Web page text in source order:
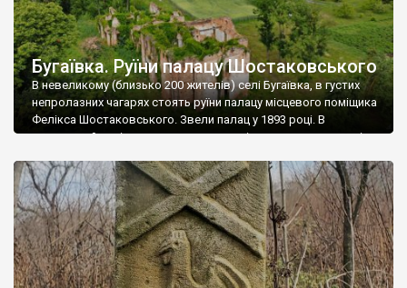
Бугаївка. Руїни палацу Шостаковського
В невеликому (близько 200 жителів) селі Бугаївка, в густих
непролазних чагарях стоять руїни палацу місцевого поміщика
Фелікса Шостаковського. Звели палац у 1893 році. В
радянський період у ньому спочатку містилася школа, потім
століття тут розмістили туберкульозну лікарню. Коли із
палацу виїхала лікарня – ми точно не […]